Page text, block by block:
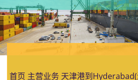
首页 主营业务 天津港到